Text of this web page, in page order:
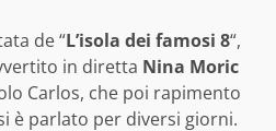
de “L’isola dei famosi 8“,
in diretta Nina Moric
Carlos, che poi rapimento
è parlato per diversi giorni.